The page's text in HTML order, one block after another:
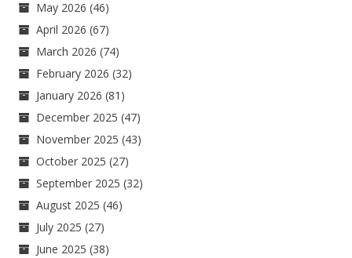
May 2026 (46)
April 2026 (67)
March 2026 (74)
February 2026 (32)
January 2026 (81)
December 2025 (47)
November 2025 (43)
October 2025 (27)
September 2025 (32)
August 2025 (46)
July 2025 (27)
June 2025 (38)